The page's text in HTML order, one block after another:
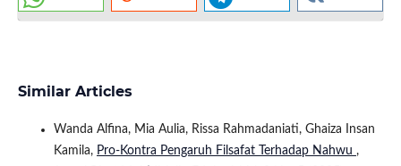
Similar Articles
Wanda Alfina, Mia Aulia, Rissa Rahmadaniati, Ghaiza Insan
Kamila, Pro-Kontra Pengaruh Filsafat Terhadap Nahwu ,